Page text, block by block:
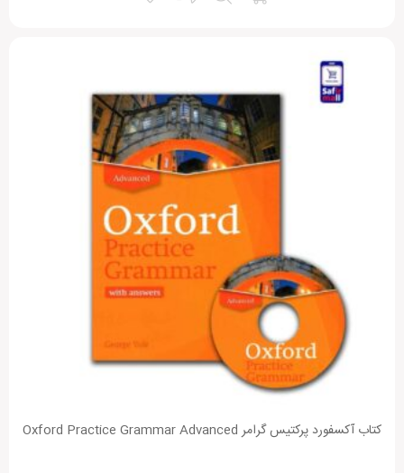
کتاب آکسفورد پرکتیس گرامر Oxford Practice Grammar Advanced